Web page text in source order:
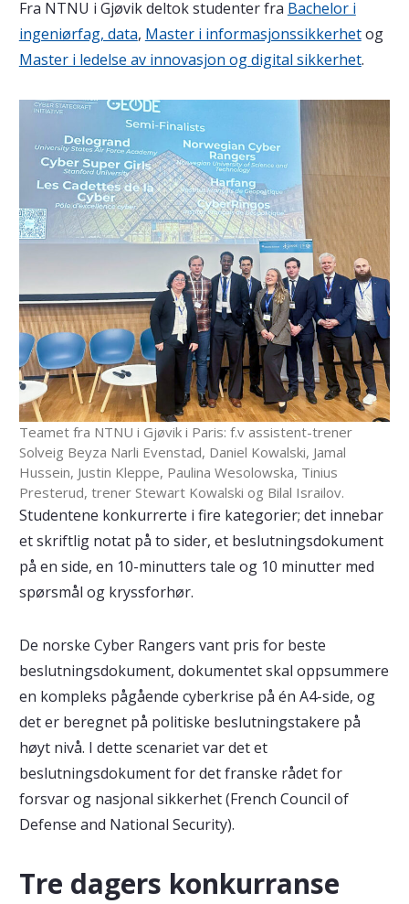
Fra NTNU i Gjøvik deltok studenter fra Bachelor i
ingeniørfag, data, Master i informasjonssikkerhetog
Master i ledelse av innovasjon og digital sikkerhet.
Teamet fra NTNU i Gjøvik i Paris: f.v assistent-trener
Solveig Beyza Narli Evenstad, Daniel Kowalski, Jamal
Hussein, Justin Kleppe, Paulina Wesolowska, Tinius
Presterud, trener Stewart Kowalski og Bilal Israilov.
Studentene konkurrerte i fire kategorier; det innebar
et skriftlig notat på to sider, et beslutningsdokument
på en side, en 10-minutters tale og 10 minutter med
spørsmål og kryssforhør.
De norske Cyber Rangers vant pris for beste
beslutningsdokument, dokumentet skal oppsummere
en kompleks pågående cyberkrise på én A4-side, og
det er beregnet på politiske beslutningstakere på
høyt nivå. I dette scenariet var det et
beslutningsdokument for det franske rådet for
forsvar og nasjonal sikkerhet (French Council of
Defense and National Security).
Tre dagers konkurranse